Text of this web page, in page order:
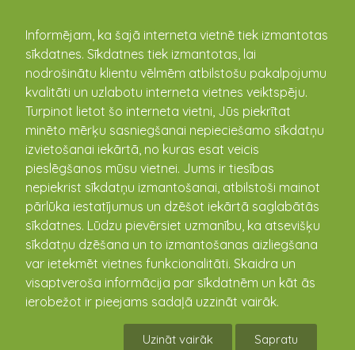
Informējam, ka šajā interneta vietnē tiek izmantotas
sīkdatnes. Sīkdatnes tiek izmantotas, lai
nodrošinātu klientu vēlmēm atbilstošu pakalpojumu
kvalitāti un uzlabotu interneta vietnes veiktspēju.
Turpinot lietot šo interneta vietni, Jūs piekrītat
minēto mērķu sasniegšanai nepieciešamo sīkdatņu
izvietošanai iekārtā, no kuras esat veicis
pieslēgšanos mūsu vietnei. Jums ir tiesības
nepiekrist sīkdatņu izmantošanai, atbilstoši mainot
pārlūka iestatījumus un dzēšot iekārtā saglabātās
sīkdatnes. Lūdzu pievērsiet uzmanību, ka atsevišķu
sīkdatņu dzēšana un to izmantošanas aizliegšana
var ietekmēt vietnes funkcionalitāti. Skaidra un
visaptveroša informācija par sīkdatnēm un kāt ās
ierobežot ir pieejams sadaļā uzzināt vairāk.
Uzināt vairāk Sapratu
kandava.lv
PASĀKUMU
KALENDĀRS
"PROTI UN DARI"